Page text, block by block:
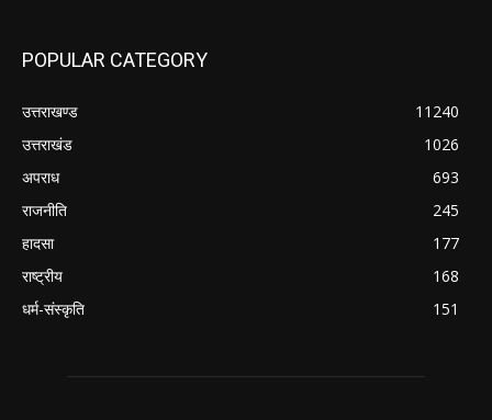
POPULAR CATEGORY
उत्तराखण्ड
11240
उत्तराखंड
1026
अपराध
693
राजनीति
245
हादसा
177
राष्ट्रीय
168
धर्म-संस्कृति
151